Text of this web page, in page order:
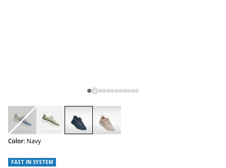
FAST IN SYSTEM
Color: Navy